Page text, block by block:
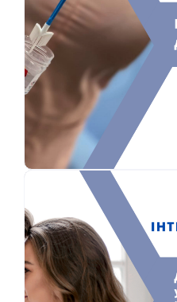
Захист інтимного здоров’я